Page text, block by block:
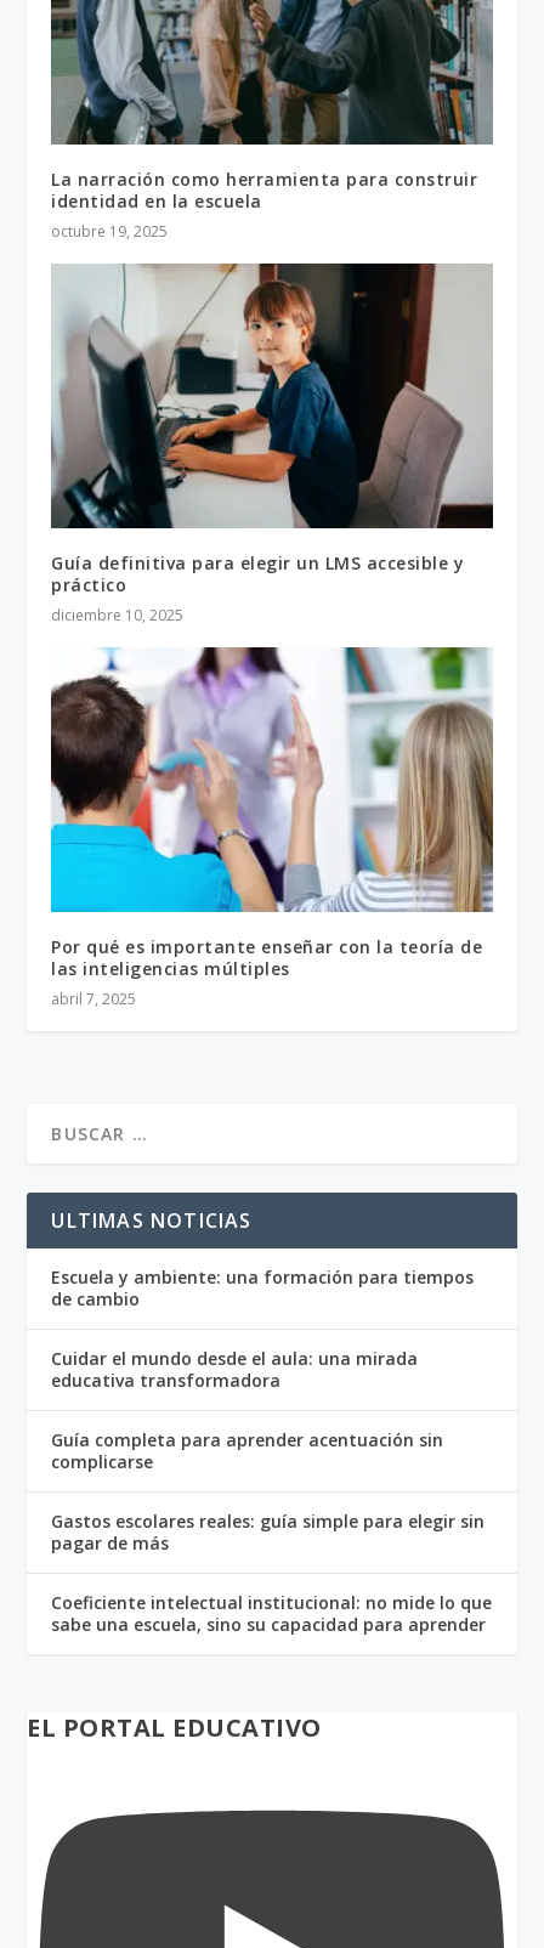
La narración como herramienta para construir
identidad en la escuela
octubre 19, 2025
Guía definitiva para elegir un LMS accesible y
práctico
diciembre 10, 2025
Por qué es importante enseñar con la teoría de
las inteligencias múltiples
abril 7, 2025
ULTIMAS NOTICIAS
Escuela y ambiente: una formación para tiempos
de cambio
Cuidar el mundo desde el aula: una mirada
educativa transformadora
Guía completa para aprender acentuación sin
complicarse
Gastos escolares reales: guía simple para elegir sin
pagar de más
Coeficiente intelectual institucional: no mide lo que
sabe una escuela, sino su capacidad para aprender
EL PORTAL EDUCATIVO